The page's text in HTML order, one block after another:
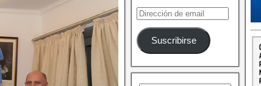
Suscribirse